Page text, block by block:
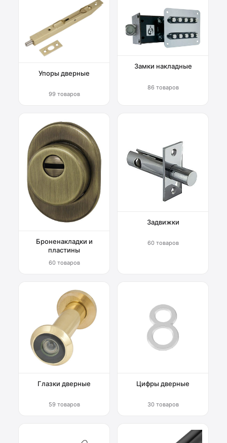
Упоры дверные
99 товаров
Замки накладные
86 товаров
Броненакладки и
пластины
60 товаров
Задвижки
60 товаров
Глазки дверные
59 товаров
Цифры дверные
30 товаров